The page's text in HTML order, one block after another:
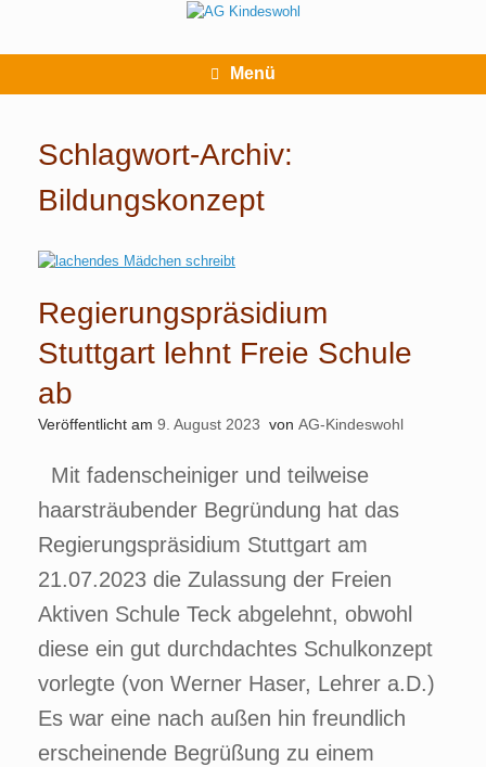
springen
Menü
Schlagwort-Archiv:
Bildungskonzept
Regierungspräsidium
Stuttgart lehnt Freie Schule
ab
Veröffentlicht am 9. August 2023 von AG-Kindeswohl
Mit fadenscheiniger und teilweise
haarsträubender Begründung hat das
Regierungspräsidium Stuttgart am
21.07.2023 die Zulassung der Freien
Aktiven Schule Teck abgelehnt, obwohl
diese ein gut durchdachtes Schulkonzept
vorlegte (von Werner Haser, Lehrer a.D.)
Es war eine nach außen hin freundlich
erscheinende Begrüßung zu einem